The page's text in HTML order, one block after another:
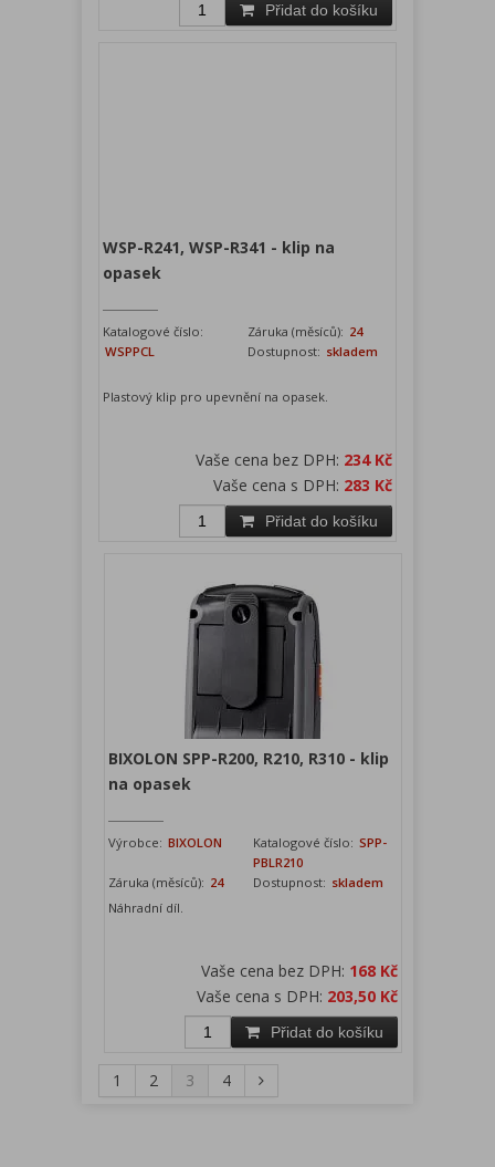
Přidat do košíku
WSP-R241, WSP-R341 - klip na
opasek
Katalogové číslo:
WSPPCL
Záruka (měsíců): 24
Dostupnost: skladem
Plastový klip pro upevnění na opasek.
Vaše cena bez DPH: 234 Kč
Vaše cena s DPH: 283 Kč
Přidat do košíku
BIXOLON SPP-R200, R210, R310 - klip
na opasek
Výrobce: BIXOLON Katalogové číslo: SPP-
PBLR210
Záruka (měsíců): 24 Dostupnost: skladem
Náhradní díl.
Vaše cena bez DPH: 168 Kč
Vaše cena s DPH: 203,50 Kč
Přidat do košíku
1 2 3 4